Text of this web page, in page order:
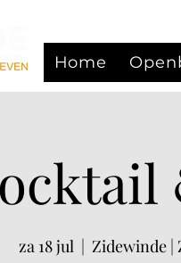
Home
za 18 jul
  |
Zidewinde |